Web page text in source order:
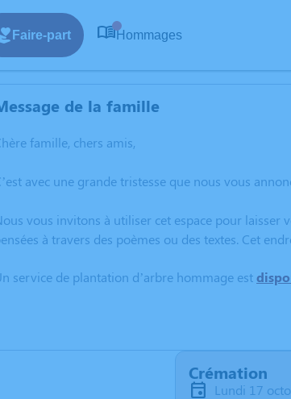
Faire-part Hommages
de la famille
famille, chers amis,
avec une grande tristesse que nous vous
vous invitons à utiliser cet espace pour laisser
à travers des poèmes ou des textes. Cet
service de plantation d’arbre hommage est
Crémation
lundi 17